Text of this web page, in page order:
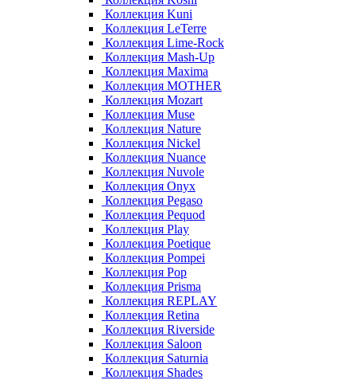
Коллекция Kuni
Коллекция LeTerre
Коллекция Lime-Rock
Коллекция Mash-Up
Коллекция Maxima
Коллекция MOTHER
Коллекция Mozart
Коллекция Muse
Коллекция Nature
Коллекция Nickel
Коллекция Nuance
Коллекция Nuvole
Коллекция Onyx
Коллекция Pegaso
Коллекция Pequod
Коллекция Play
Коллекция Poetique
Коллекция Pompei
Коллекция Pop
Коллекция Prisma
Коллекция REPLAY
Коллекция Retina
Коллекция Riverside
Коллекция Saloon
Коллекция Saturnia
Коллекция Shades